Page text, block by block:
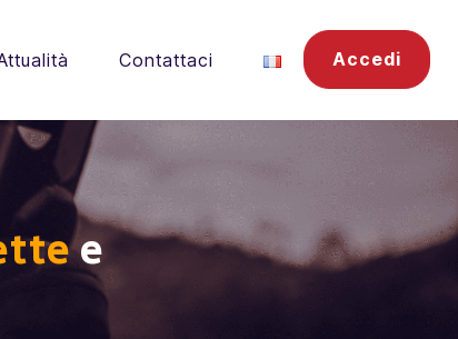
Contattaci Accedi
e